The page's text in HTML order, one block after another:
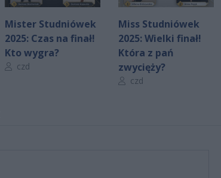
Mister Studniówek
2025: Czas na finał!
Kto wygra?
Autor artykułu:
czd
Miss Studniówek
2025: Wielki finał!
Która z pań
zwycięży?
Autor artykułu:
czd